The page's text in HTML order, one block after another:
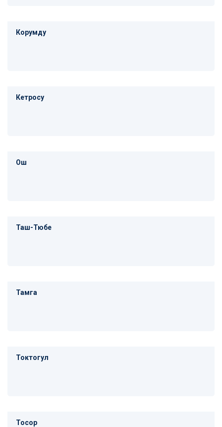
Корумду
Кетросу
Ош
Таш-Тюбе
Тамга
Токтогул
Тосор